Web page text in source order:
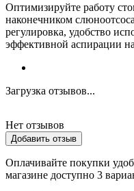
Оптимизируйте работу
наконечником
регулировка, удобство
эффективной аспирации
Загрузка отзывов...
Нет отзывов
Добавить отзыв
Оплачивайте покупки
магазине доступно 3